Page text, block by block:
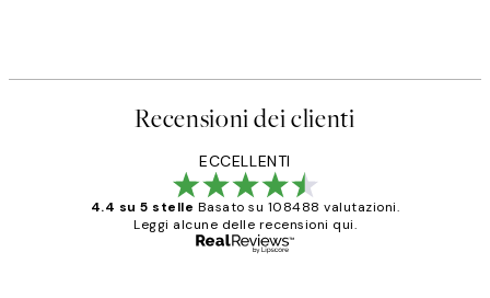
Recensioni dei clienti
ECCELLENTI
4.4 su 5 stelle Basato su 108488 valutazioni.
Leggi alcune delle recensioni qui.